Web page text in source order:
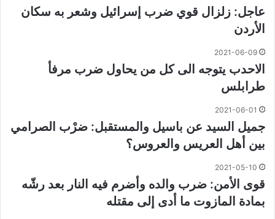
عاجل: زلزال قوي ضرب إسرائيل وشعر به سكان
الأردن
2021-06-09
الاحدب يتوجه الى كل من يحاول ضرب مرفأ
طرابلس
2021-06-01
جميل السيد عن باسيل والمستقبل: ضرْب الصرامي
بين أهل العريس والعروس؟
2021-05-10
قوى الأمن: ضرب والده وأضرم فيه النار بعد رشّه
بمادة المازوت ما أدى إلى مقتله